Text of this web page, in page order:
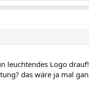
leuchtendes Logo drauf!
das wäre ja mal